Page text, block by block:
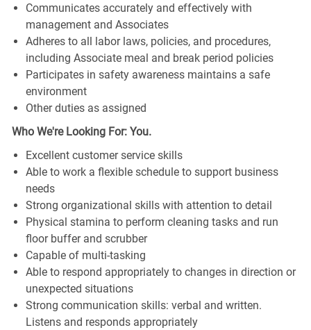
Communicates accurately and effectively with
management and Associates
Adheres to all labor laws, policies, and procedures,
including Associate meal and break period policies
Participates in safety awareness maintains a safe
environment
Other duties as assigned
Who We're Looking For: You.
Excellent customer service skills
Able to work a flexible schedule to support business
needs
Strong organizational skills with attention to detail
Physical stamina to perform cleaning tasks and run
floor buffer and scrubber
Capable of multi-tasking
Able to respond appropriately to changes in direction or
unexpected situations
Strong communication skills: verbal and written.
Listens and responds appropriately